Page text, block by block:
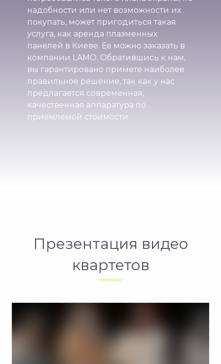
надобности или нет возможности их
покупать, может пригодиться такая
услуга, как аренда плазменных
панелей в Киеве. Ее можно заказать в
компании LAMO. Обратившись к нам,
вы гарантировано примете наиболее
правильное решение, так как у нас
предлагается современная,
качественная аппаратура по
приемлемой стоимости.
Презентация видео
квартетов